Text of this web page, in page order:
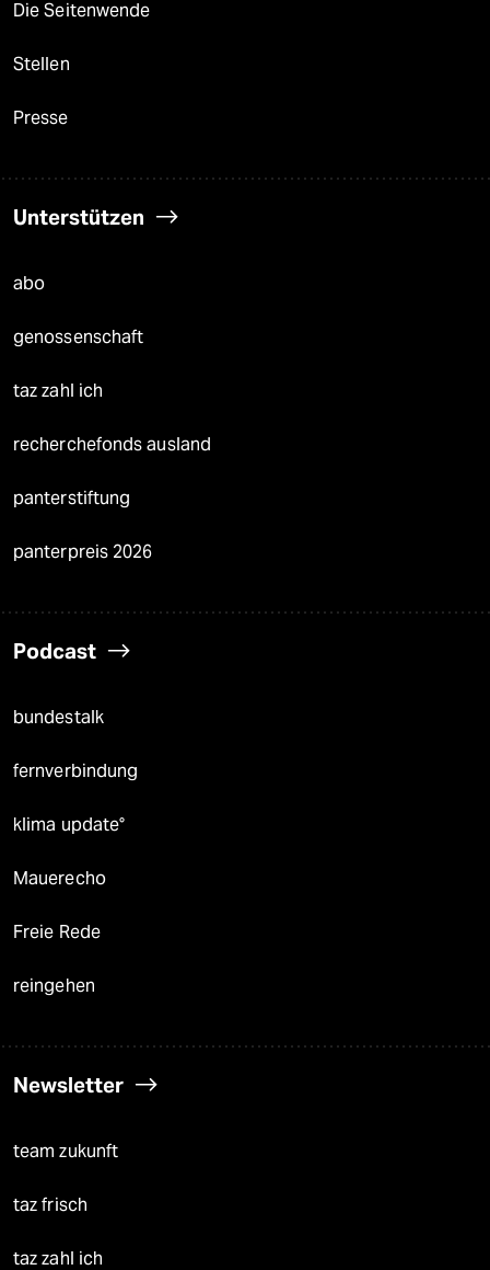
Die Seitenwende
Stellen
Presse
Unterstützen
abo
genossenschaft
taz zahl ich
recherchefonds ausland
panterstiftung
panterpreis 2026
Podcast
bundestalk
fernverbindung
klima update°
Mauerecho
Freie Rede
reingehen
Newsletter
team zukunft
taz frisch
taz zahl ich